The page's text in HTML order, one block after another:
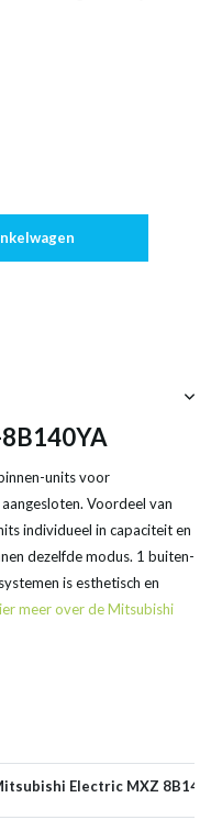
units voor
Voordeel van
individueel in capaciteit en
dezelfde modus. 1 buiten-
is esthetisch en
meer over de Mitsubishi
Electric MXZ